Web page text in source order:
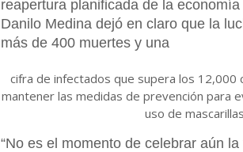
reapertura planificada de la
Danilo Medina dejó en claro que la
más de 400 muertes y una
cifra de infectados que supera los 12,000
mantener las medidas de prevención para
uso de
“No es el momento de celebrar aún